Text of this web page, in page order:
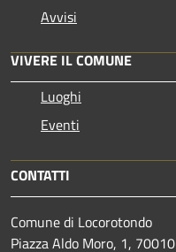
Avvisi
VIVERE IL COMUNE
Luoghi
Eventi
CONTATTI
Comune di Locorotondo
Piazza Aldo Moro, 1,